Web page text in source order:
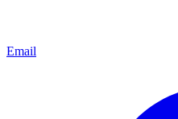
Email